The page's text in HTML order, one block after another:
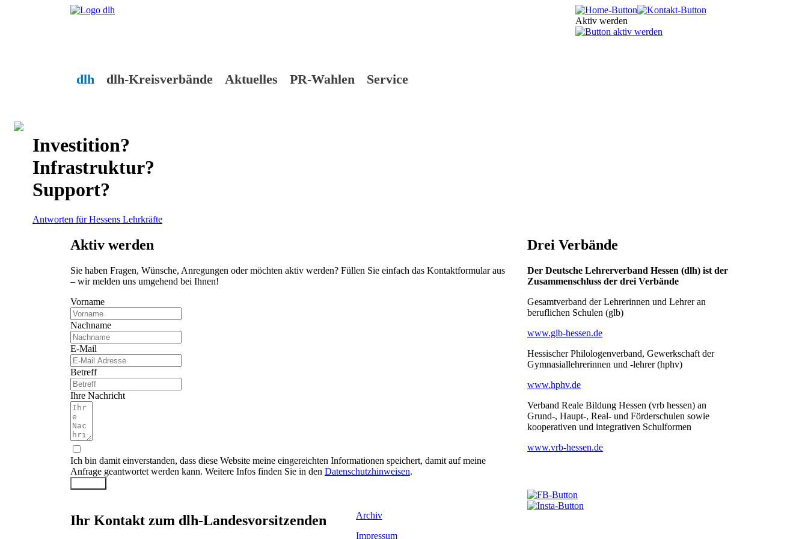
Aktiv werden
dlh dlh-Kreisverbände Aktuelles PR-Wahlen Service
Investition?
Infrastruktur?
Support?
Antworten für Hessens Lehrkräfte
Aktiv werden
Sie haben Fragen, Wünsche, Anregungen oder möchten aktiv werden? Füllen Sie einfach das Kontaktformular aus
– wir melden uns umgehend bei Ihnen!
Vorname
Nachname
E-Mail
Betreff
Ihre Nachricht
Ich bin damit einverstanden, dass diese Website meine eingereichten Informationen speichert, damit auf meine
Anfrage geantwortet werden kann. Weitere Infos finden Sie in den Datenschutzhinweisen.
Drei Verbände
Der Deutsche Lehrerverband Hessen (dlh) ist der
Zusammenschluss der drei Verbände
Gesamtverband der Lehrerinnen und Lehrer an
beruflichen Schulen (glb)
www.glb-hessen.de
Hessischer Philologenverband, Gewerkschaft der
Gymnasiallehrerinnen und -lehrer (hphv)
www.hphv.de
Verband Reale Bildung Hessen (vrb hessen) an
Grund-, Haupt-, Real- und Förderschulen sowie
kooperativen und integrativen Schulformen
www.vrb-hessen.de
Ihr Kontakt zum dlh-Landesvorsitzenden
Archiv
Impressum